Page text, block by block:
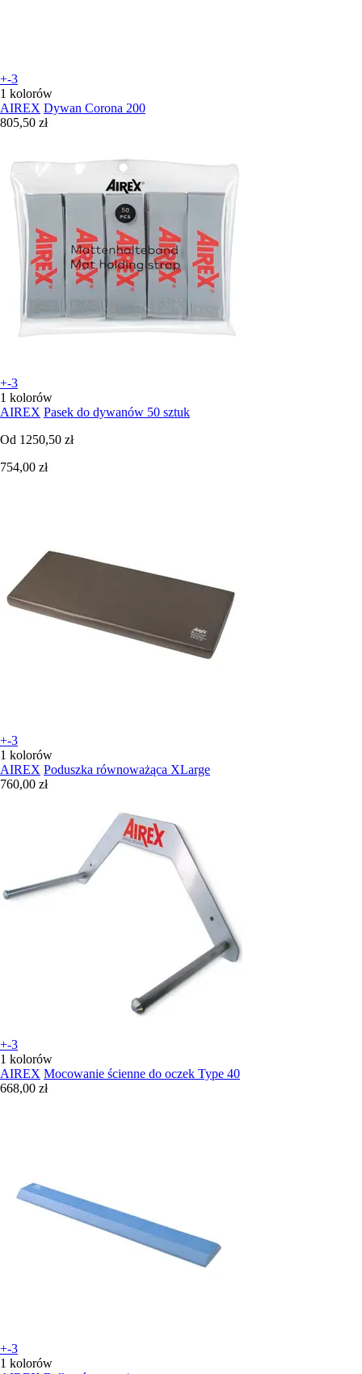
+-3
1 kolorów
AIREX Dywan Corona 200
805,50 zł
+-3
1 kolorów
AIREX Pasek do dywanów 50 sztuk
Od 1250,50 zł
754,00 zł
+-3
1 kolorów
AIREX Poduszka równoważąca XLarge
760,00 zł
+-3
1 kolorów
AIREX Mocowanie ścienne do oczek Type 40
668,00 zł
+-3
1 kolorów